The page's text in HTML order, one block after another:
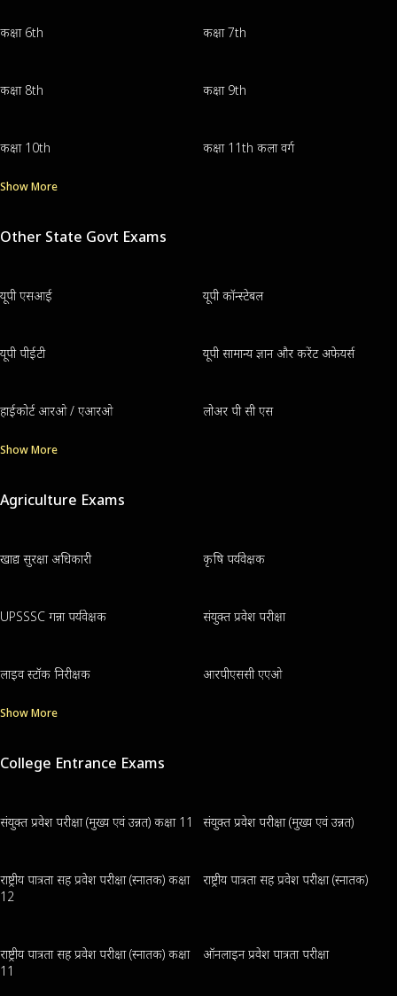
कक्षा 6th कक्षा 7th
कक्षा 8th कक्षा 9th
कक्षा 10th कक्षा 11th कला वर्ग
Show More
Other State Govt Exams
यूपी एसआई यूपी कॉन्स्टेबल
यूपी पीईटी यूपी सामान्य ज्ञान और करेंट अफेयर्स
हाईकोर्ट आरओ / एआरओ लोअर पी सी एस
Show More
Agriculture Exams
खाद्य सुरक्षा अधिकारी कृषि पर्यवेक्षक
UPSSSC गन्ना पर्यवेक्षक संयुक्त प्रवेश परीक्षा
लाइव स्टॉक निरीक्षक आरपीएससी एएओ
Show More
College Entrance Exams
संयुक्त प्रवेश परीक्षा (मुख्य एवं उन्नत) कक्षा 11 संयुक्त प्रवेश परीक्षा (मुख्य एवं उन्नत)
राष्ट्रीय पात्रता सह प्रवेश परीक्षा (स्नातक) कक्षा
12
राष्ट्रीय पात्रता सह प्रवेश परीक्षा (स्नातक)
राष्ट्रीय पात्रता सह प्रवेश परीक्षा (स्नातक) कक्षा
11
ऑनलाइन प्रवेश पात्रता परीक्षा